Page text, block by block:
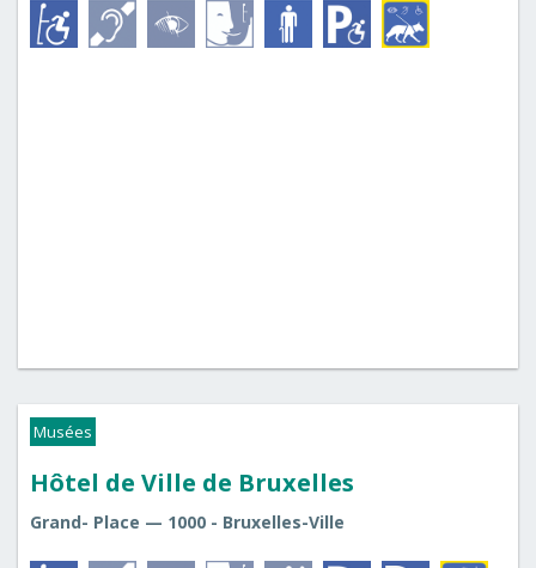
Musées
Hôtel de Ville de Bruxelles
Grand- Place — 1000 - Bruxelles-Ville